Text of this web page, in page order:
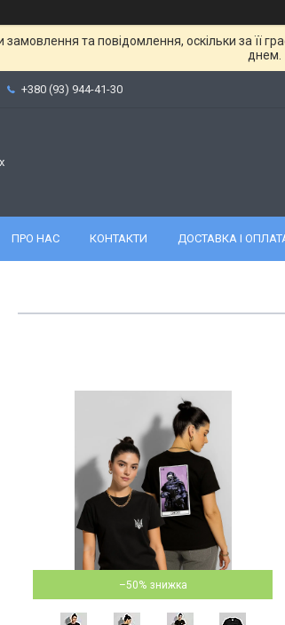
та повідомлення, оскільки за її
днем.
+380 (93) 944-41-30
ПРО НАС КОНТАКТИ ДОСТАВКА І
–50%